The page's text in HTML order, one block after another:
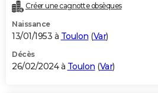
Créer une cagnotte obsèques
Naissance
13/01/1953 à Toulon (Var)
Décès
26/02/2024 à Toulon (Var)